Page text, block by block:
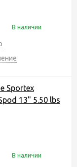
В наличии
Sportex
13" 5.50 lbs
В наличии